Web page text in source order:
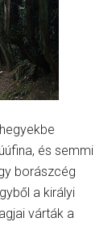
és semmi
borászcég
a királyi
várták a